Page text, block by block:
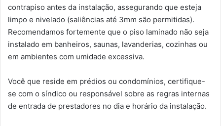
contrapiso antes da instalação, assegurando que esteja
limpo e nivelado (saliências até 3mm são permitidas).
Recomendamos fortemente que o piso laminado não seja
instalado em banheiros, saunas, lavanderias, cozinhas ou
em ambientes com umidade excessiva.
Você que reside em prédios ou condomínios, certifique-
se com o síndico ou responsável sobre as regras internas
de entrada de prestadores no dia e horário da instalação.